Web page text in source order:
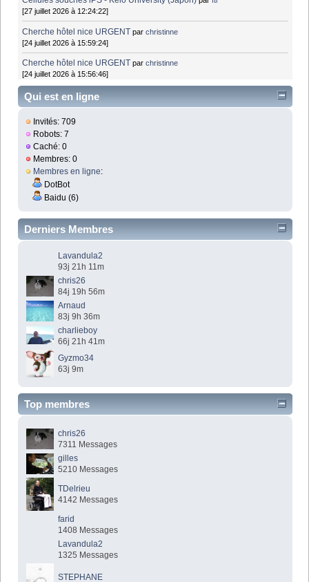
[27 juillet 2026 à 12:24:22]
Cherche hôtel nice URGENT parchristinne
[24 juillet 2026 à 15:59:24]
Cherche hôtel nice URGENT parchristinne
[24 juillet 2026 à 15:56:46]
Qui est en ligne
Invités: 709
Robots: 7
Caché: 0
Membres: 0
Membres en ligne:
DotBot
Baidu (6)
Derniers Membres
Lavandula2
93j 21h 11m
chris26
84j 19h 56m
Arnaud
83j 9h 36m
charlieboy
66j 21h 41m
Gyzmo34
63j 9m
Top membres
chris26
7311 Messages
gilles
5210 Messages
TDelrieu
4142 Messages
farid
1408 Messages
Lavandula2
1325 Messages
STEPHANE